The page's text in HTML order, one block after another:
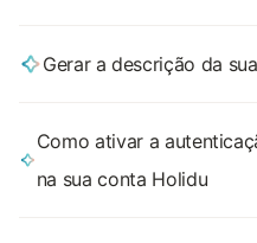
Gerar a descrição da
Como ativar a
na sua conta Holidu